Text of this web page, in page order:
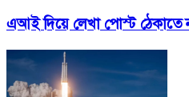
এআই দিয়ে লেখা পোস্ট